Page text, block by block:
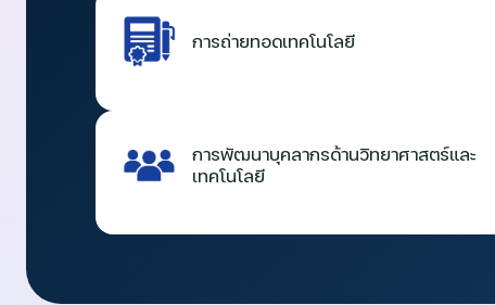
การถ่ายทอดเทคโนโลยี
การพัฒนาบุคลากรด้านวิทยาศาสตร์และ
เทคโนโลยี